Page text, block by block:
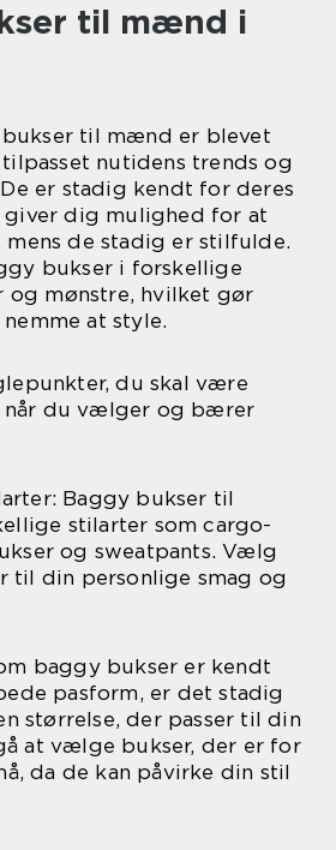
til mænd i
til mænd er blevet
nutidens trends og
er stadig kendt for deres
giver dig mulighed for at
de stadig er stilfulde.
bukser i forskellige
og mønstre, hvilket gør
at style.
du skal være
når du vælger og bærer
Baggy bukser til
stilarter som cargo-
og sweatpants. Vælg
til din personlige smag og
baggy bukser er kendt
pasform, er det stadig
størrelse, der passer til din
at vælge bukser, der er for
da de kan påvirke din stil